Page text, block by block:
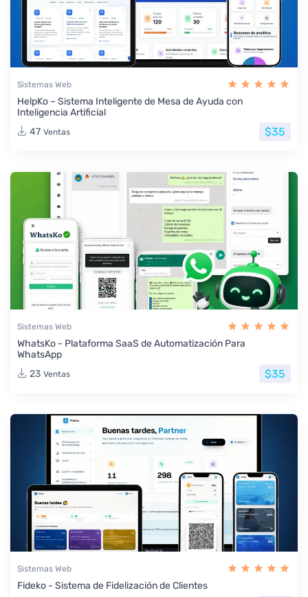
Sistemas Web
HelpKo – Sistema Inteligente de Mesa de Ayuda con
Inteligencia Artificial
47 Ventas $35
Sistemas Web
WhatsKo - Plataforma SaaS de Automatización Para
WhatsApp
23 Ventas $35
Sistemas Web
Fideko - Sistema de Fidelización de Clientes